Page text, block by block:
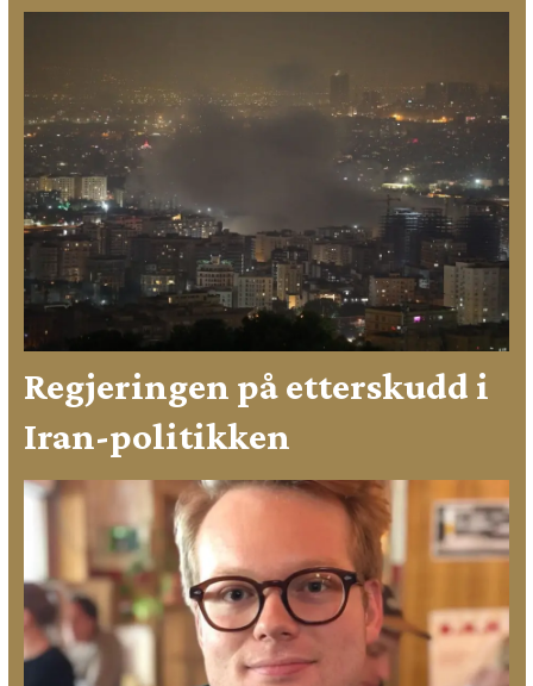
Regjeringen på etterskudd i
Iran-politikken